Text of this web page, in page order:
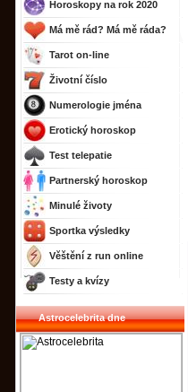
Horoskopy na rok 2020
Má mě rád? Má mě ráda?
Tarot on-line
Životní číslo
Numerologie jména
Erotický horoskop
Test telepatie
Partnerský horoskop
Minulé životy
Sportka výsledky
Věštění z run online
Testy a kvízy
Astrocelebrita dne